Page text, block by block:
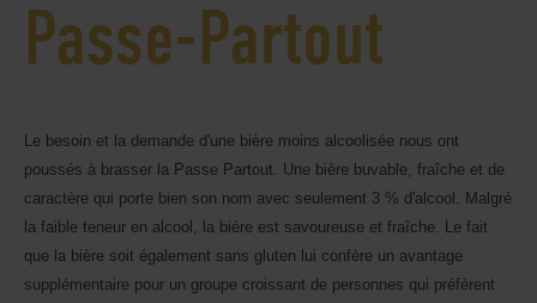
Passe-Partout
Le besoin et la demande d'une bière moins alcoolisée nous ont
poussés à brasser la Passe Partout. Une bière buvable, fraîche et de
caractère qui porte bien son nom avec seulement 3 % d'alcool. Malgré
la faible teneur en alcool, la bière est savoureuse et fraîche. Le fait
que la bière soit également sans gluten lui confère un avantage
supplémentaire pour un groupe croissant de personnes qui préfèrent